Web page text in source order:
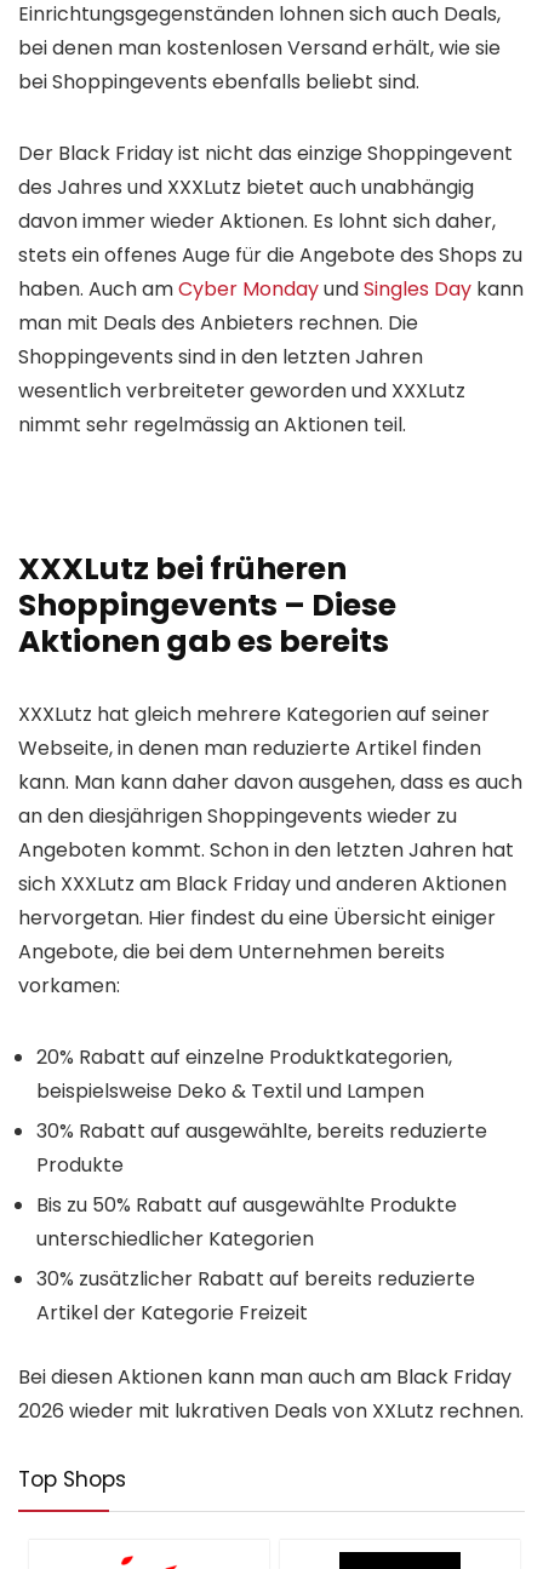
Einrichtungsgegenständen lohnen sich auch Deals,
bei denen man kostenlosen Versand erhält, wie sie
bei Shoppingevents ebenfalls beliebt sind.
Der Black Friday ist nicht das einzige Shoppingevent
des Jahres und XXXLutz bietet auch unabhängig
davon immer wieder Aktionen. Es lohnt sich daher,
stets ein offenes Auge für die Angebote des Shops zu
haben. Auch amCyber MondayundSingles Day kann
man mit Deals des Anbieters rechnen. Die
Shoppingevents sind in den letzten Jahren
wesentlich verbreiteter geworden und XXXLutz
nimmt sehr regelmässig an Aktionen teil.
XXXLutz bei früheren
Shoppingevents – Diese
Aktionen gab es bereits
XXXLutz hat gleich mehrere Kategorien auf seiner
Webseite, in denen man reduzierte Artikel finden
kann. Man kann daher davon ausgehen, dass es auch
an den diesjährigen Shoppingevents wieder zu
Angeboten kommt. Schon in den letzten Jahren hat
sich XXXLutz am Black Friday und anderen Aktionen
hervorgetan. Hier findest du eine Übersicht einiger
Angebote, die bei dem Unternehmen bereits
vorkamen:
20% Rabatt auf einzelne Produktkategorien,
beispielsweise Deko & Textil und Lampen
30% Rabatt auf ausgewählte, bereits reduzierte
Produkte
Bis zu 50% Rabatt auf ausgewählte Produkte
unterschiedlicher Kategorien
30% zusätzlicher Rabatt auf bereits reduzierte
Artikel der Kategorie Freizeit
Bei diesen Aktionen kann man auch am Black Friday
2026 wieder mit lukrativen Deals von XXLutz rechnen.
Top Shops